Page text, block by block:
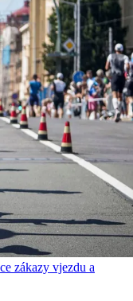
zákazy vjezdu a